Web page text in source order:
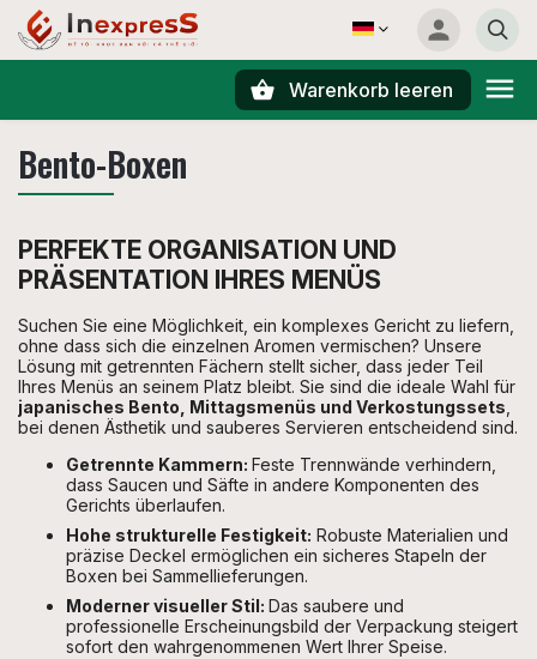
Warenkorb leeren
Bento-Boxen
PERFEKTE ORGANISATION UND
PRÄSENTATION IHRES MENÜS
Suchen Sie eine Möglichkeit, ein komplexes Gericht zu liefern,
ohne dass sich die einzelnen Aromen vermischen? Unsere
Lösung mit getrennten Fächern stellt sicher, dass jeder Teil
Ihres Menüs an seinem Platz bleibt. Sie sind die ideale Wahl für
japanisches Bento, Mittagsmenüs und Verkostungssets,
bei denen Ästhetik und sauberes Servieren entscheidend sind.
Getrennte Kammern: Feste Trennwände verhindern,
dass Saucen und Säfte in andere Komponenten des
Gerichts überlaufen.
Hohe strukturelle Festigkeit: Robuste Materialien und
präzise Deckel ermöglichen ein sicheres Stapeln der
Boxen bei Sammellieferungen.
Moderner visueller Stil: Das saubere und
professionelle Erscheinungsbild der Verpackung steigert
sofort den wahrgenommenen Wert Ihrer Speise.